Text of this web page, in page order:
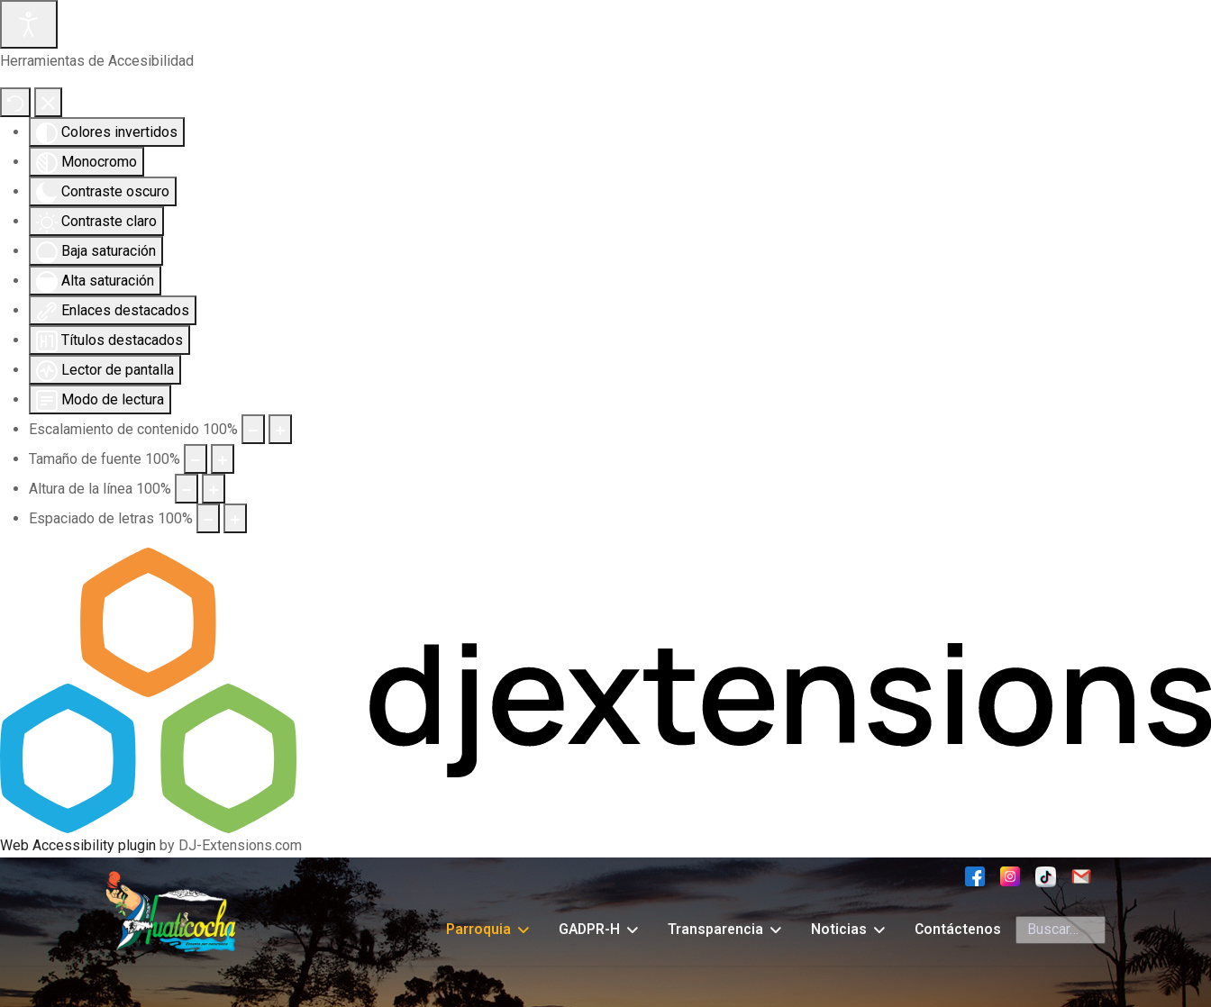
Herramientas de Accesibilidad
Colores invertidos
Monocromo
Contraste oscuro
Contraste claro
Baja saturación
Alta saturación
Enlaces destacados
Títulos destacados
Lector de pantalla
Modo de lectura
Escalamiento de contenido 100%
Tamaño de fuente 100%
Altura de la línea 100%
Espaciado de letras 100%
Web Accessibility plugin by DJ-Extensions.com
Parroquia GADPR-H Transparencia Noticias Contáctenos Buscar